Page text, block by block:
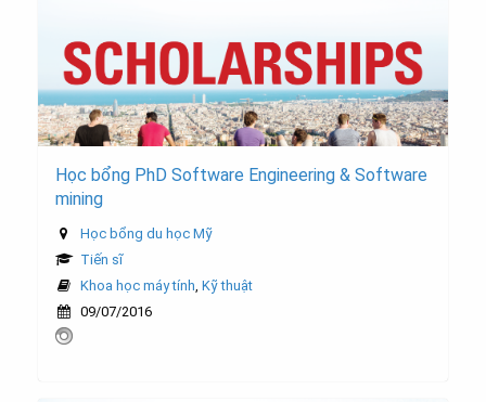
Học bổng PhD Software Engineering & Software
mining
Học bổng du học Mỹ
Tiến sĩ
Khoa học máy tính, Kỹ thuật
09/07/2016